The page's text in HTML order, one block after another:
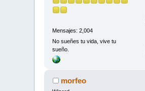
Mensajes: 2,004
No sueñes tu vida, vive tu
sueño.
morfeo